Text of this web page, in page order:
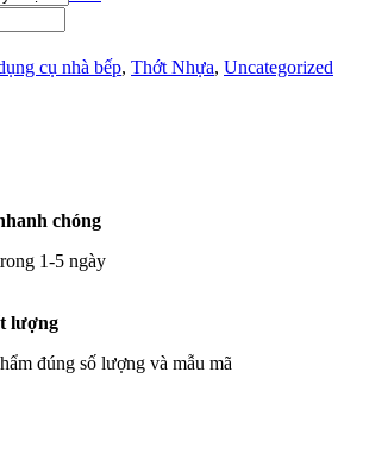
cụ nhà bếp, Thớt Nhựa, Uncategorized
chóng
1-5 ngày
lượng
đúng số lượng và mẫu mã